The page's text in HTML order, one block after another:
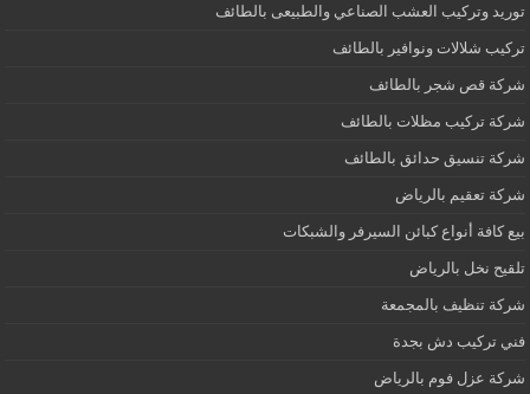
توريد وتركيب العشب الصناعي والطبيعى بالطائف
تركيب شلالات ونوافير بالطائف
شركة قص شجر بالطائف
شركة تركيب مظلات بالطائف
شركة تنسيق حدائق بالطائف
شركة تعقيم بالرياض
بيع كافة أنواع كبائن السيرفر والشبكات
تلقيح نخل بالرياض
شركة تنظيف بالمجمعة
فني تركيب دش بجدة
شركة عزل فوم بالرياض